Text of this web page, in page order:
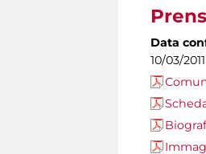
Data
10/03/